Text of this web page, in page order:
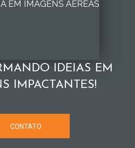
EM IMAGENS AÉREAS
IDEIAS EM
IMPACTANTES!
CONTATO